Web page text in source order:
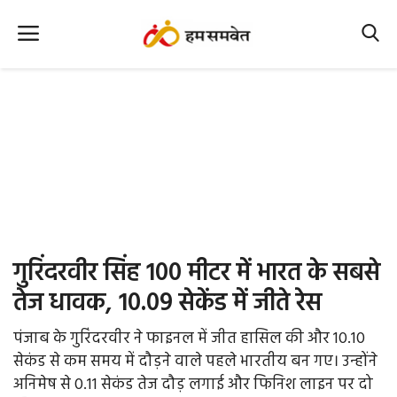
Office Office
Political Gossips
Farm & Food
गुरिंदरवीर सिंह 100 मीटर में भारत के सबसे
तेज धावक, 10.09 सेकेंड में जीते रेस
पंजाब के गुरिंदरवीर ने फाइनल में जीत हासिल की और 10.10
सेकंड से कम समय में दौड़ने वाले पहले भारतीय बन गए। उन्होंने
अनिमेष से 0.11 सेकंड तेज दौड़ लगाई और फिनिश लाइन पर दो